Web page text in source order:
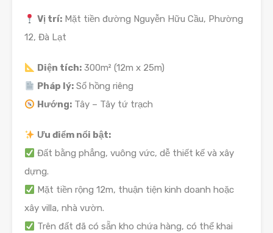
Vị trí: Mặt tiền đường Nguyễn Hữu Cầu, Phường
12, Đà Lạt
Diện tích: 300m² (12m x 25m)
Pháp lý: Sổ hồng riêng
Hướng: Tây – Tây tứ trạch
Ưu điểm nổi bật:
Đất bằng phẳng, vuông vức, dễ thiết kế và xây
dựng.
Mặt tiền rộng 12m, thuận tiện kinh doanh hoặc
xây villa, nhà vườn.
Trên đất đã có sẵn kho chứa hàng, có thể khai